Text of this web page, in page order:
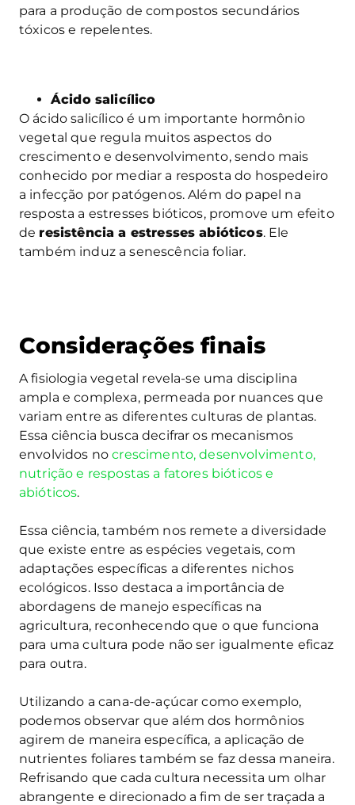
para a produção de compostos secundários
tóxicos e repelentes.
Ácido salicílico
O ácido salicílico é um importante hormônio
vegetal que regula muitos aspectos do
crescimento e desenvolvimento, sendo mais
conhecido por mediar a resposta do hospedeiro
a infecção por patógenos. Além do papel na
resposta a estresses bióticos, promove um efeito
de resistência a estresses abióticos. Ele
também induz a senescência foliar.
Considerações finais
A fisiologia vegetal revela-se uma disciplina
ampla e complexa, permeada por nuances que
variam entre as diferentes culturas de plantas.
Essa ciência busca decifrar os mecanismos
envolvidos nocrescimento, desenvolvimento,
nutrição e respostas a fatores bióticos e
abióticos.
Essa ciência, também nos remete a diversidade
que existe entre as espécies vegetais, com
adaptações específicas a diferentes nichos
ecológicos. Isso destaca a importância de
abordagens de manejo específicas na
agricultura, reconhecendo que o que funciona
para uma cultura pode não ser igualmente eficaz
para outra.
Utilizando a cana-de-açúcar como exemplo,
podemos observar que além dos hormônios
agirem de maneira específica, a aplicação de
nutrientes foliares também se faz dessa maneira.
Refrisando que cada cultura necessita um olhar
abrangente e direcionado a fim de ser traçada a